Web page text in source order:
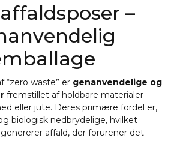
–
“zero waste” er genanvendelige og
fremstillet af holdbare materialer
eller jute. Deres primære fordel er,
biologisk nedbrydelige, hvilket
affald, der forurener det